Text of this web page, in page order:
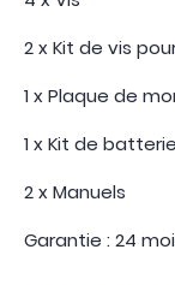
2 x Kit de vis
1 x Plaque de
1 x Kit de
2 x Manuels
Garantie : 24